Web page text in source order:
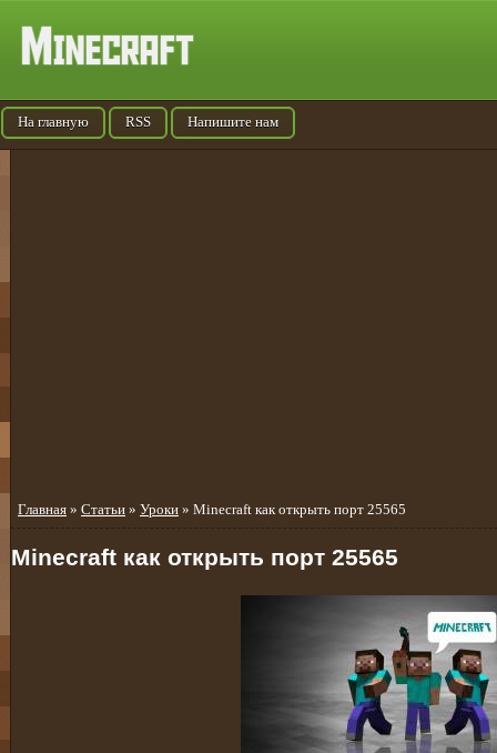
На главную RSS Напишите нам
Главная » Статьи » Уроки » Minecraft как открыть порт 25565
Minecraft как открыть порт 25565